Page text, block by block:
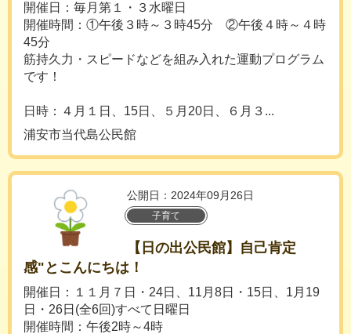
開催日：毎月第１・３水曜日
開催時間：①午後３時～３時45分 ②午後４時～４時
45分
筋持久力・スピードなどを組み入れた運動プログラム
です！
日時：４月１日、15日、５月20日、６月３...
浦安市当代島公民館
公開日：2024年09月26日
子育て
【日の出公民館】自己肯定
感"とこんにちは！
開催日：１１月７日・24日、11月8日・15日、1月19
日・26日(全6回)すべて日曜日
開催時間：午後2時～4時